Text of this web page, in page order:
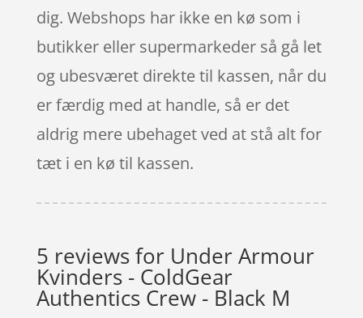
dig. Webshops har ikke en kø som i
butikker eller supermarkeder så gå let
og ubesværet direkte til kassen, når du
er færdig med at handle, så er det
aldrig mere ubehaget ved at stå alt for
tæt i en kø til kassen.
5 reviews for Under Armour
Kvinders - ColdGear
Authentics Crew - Black M